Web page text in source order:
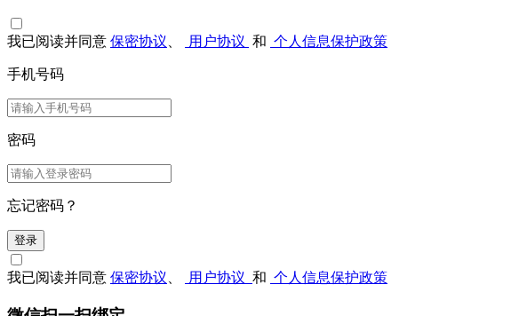
我已阅读并同意 保密协议 用户协议 和 个人信息保护政策
手机号码
密码
忘记密码？
登录
我已阅读并同意 保密协议 用户协议 和 个人信息保护政策